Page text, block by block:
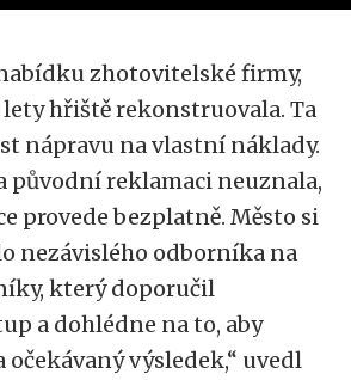
zhotovitelské firmy,
hřiště rekonstruovala. Ta
nápravu na vlastní náklady.
původní reklamaci neuznala,
provede bezplatně. Město si
nezávislého odborníka na
který doporučil
a dohlédne na to, aby
očekávaný výsledek,“ uvedl